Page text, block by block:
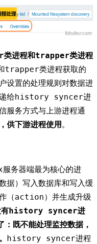
类进程和trapper类进程
trapper类进程获取的
设置的处理规则对数据进
递给history syncer进
服务方式与上游进程通
供下游进程使用。
器端最为核心的进
据）写入数据库和写入缓
（action）并生成升级
有history syncer进
既不能处理监控数据，
history syncer进程